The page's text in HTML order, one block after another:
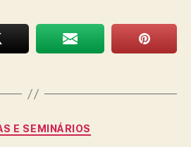
Categorias
E SEMINÁRIOS